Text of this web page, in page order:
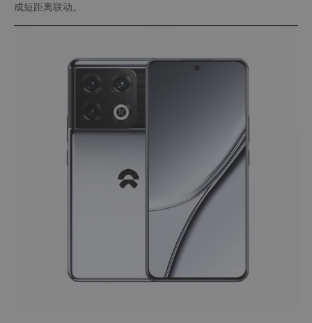
成短距离联动。